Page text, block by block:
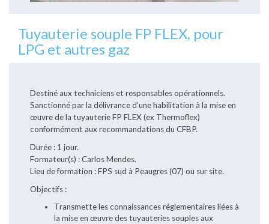
Tuyauterie souple FP FLEX, pour
LPG et autres gaz
Destiné aux techniciens et responsables opérationnels.
Sanctionné par la délivrance d’une habilitation à la mise en
œuvre de la tuyauterie FP FLEX (ex Thermoflex)
conformément aux recommandations du CFBP.
Durée : 1 jour.
Formateur(s) : Carlos Mendes.
Lieu de formation : FPS sud à Peaugres (07) ou sur site.
Objectifs :
Transmette les connaissances réglementaires liées à
la mise en œuvre des tuyauteries souples aux